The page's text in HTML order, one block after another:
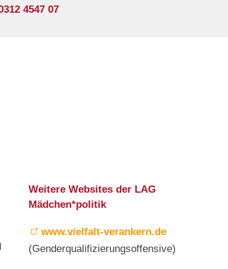
4547 07
Weitere Websites der LAG
Mädchen*politik
www.vielfalt-verankern.de
(Genderqualifizierungsoffensive)